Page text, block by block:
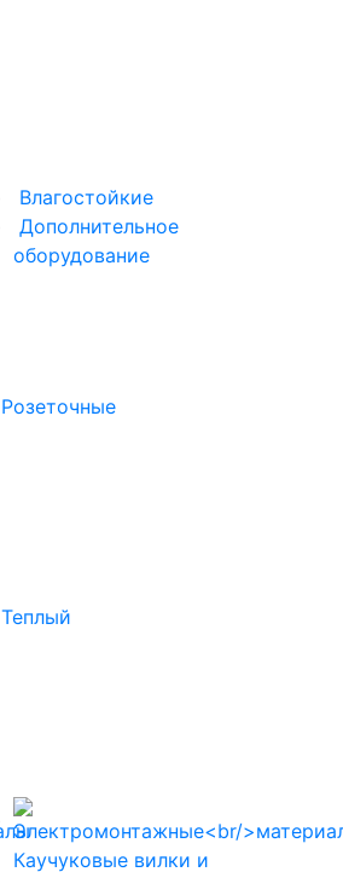
Влагостойкие
Дополнительное
оборудование
Розеточные
Теплый
Каучуковые вилки и